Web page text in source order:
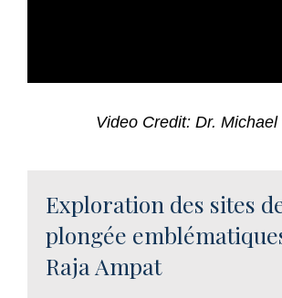
Video Credit: Dr. Michael
Exploration des sites
plongée
Raja Ampat